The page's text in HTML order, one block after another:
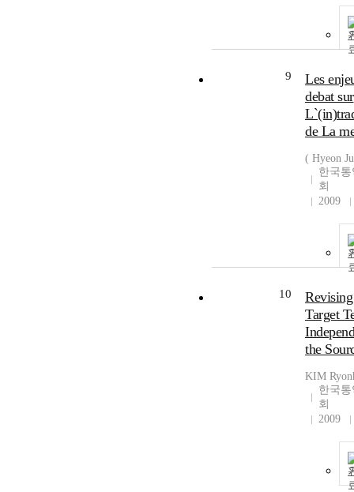
9
Les
debat sur
de La
( Hyeon
한국
회
2009
10
Target
the
KIM
한국
회
2009